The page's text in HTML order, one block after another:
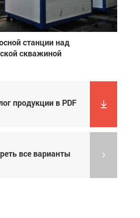
станции над
скважиной
продукции в PDF
все варианты